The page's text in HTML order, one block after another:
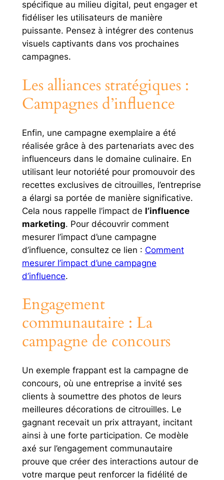
spécifique au milieu digital, peut engager et
fidéliser les utilisateurs de manière
puissante. Pensez à intégrer des contenus
visuels captivants dans vos prochaines
campagnes.
Les alliances stratégiques :
Campagnes d’influence
Enfin, une campagne exemplaire a été
réalisée grâce à des partenariats avec des
influenceurs dans le domaine culinaire. En
utilisant leur notoriété pour promouvoir des
recettes exclusives de citrouilles, l’entreprise
a élargi sa portée de manière significative.
Cela nous rappelle l’impact de l’influence
marketing. Pour découvrir comment
mesurer l’impact d’une campagne
d’influence, consultez ce lien : Comment
mesurer l’impact d’une campagne
d’influence.
Engagement
communautaire : La
campagne de concours
Un exemple frappant est la campagne de
concours, où une entreprise a invité ses
clients à soumettre des photos de leurs
meilleures décorations de citrouilles. Le
gagnant recevait un prix attrayant, incitant
ainsi à une forte participation. Ce modèle
axé sur l’engagement communautaire
prouve que créer des interactions autour de
votre marque peut renforcer la fidélité de